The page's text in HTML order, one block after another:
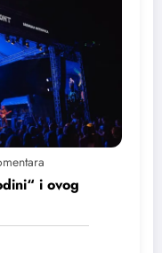
i ovog